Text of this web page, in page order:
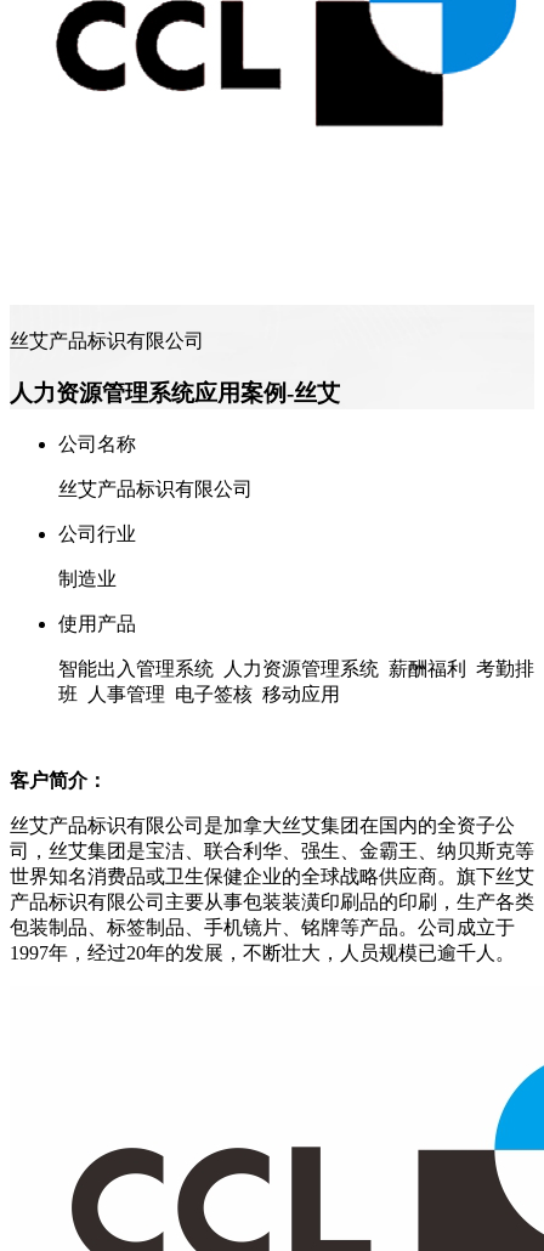
丝艾产品标识有限公司
人力资源管理系统应用案例-丝艾
公司名称
丝艾产品标识有限公司
公司行业
制造业
使用产品
智能出入管理系统 人力资源管理系统 薪酬福利 考勤排
班 人事管理 电子签核 移动应用
客户简介：
丝艾产品标识有限公司是加拿大丝艾集团在国内的全资子公
司，丝艾集团是宝洁、联合利华、强生、金霸王、纳贝斯克等
世界知名消费品或卫生保健企业的全球战略供应商。旗下丝艾
产品标识有限公司主要从事包装装潢印刷品的印刷，生产各类
包装制品、标签制品、手机镜片、铭牌等产品。公司成立于
1997年，经过20年的发展，不断壮大，人员规模已逾千人。